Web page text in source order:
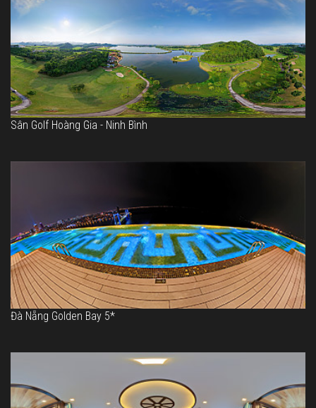
Sân Golf Hoàng Gia - Ninh Bình
Đà Nẵng Golden Bay 5*